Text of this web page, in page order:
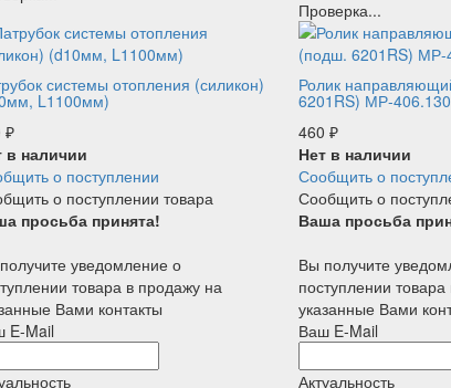
Проверка...
системы отопления (силикон)
L1100мм)
₽
в наличии
о поступлении
о поступлении товара
просьба принята!
уведомление о
товара в продажу на
Вами контакты
E-Mail
Ролик
6201RS) МР-
460 ₽
Нет в наличии
Сообщить о
Сообщить о
Ваша просьба
Вы получите
поступлении
указанные Вами
Ваш E-Mail
Актуальность